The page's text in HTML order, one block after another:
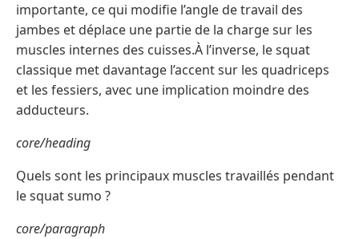
importante, ce qui modifie l’angle de travail des
jambes et déplace une partie de la charge sur les
muscles internes des cuisses.À l’inverse, le squat
classique met davantage l’accent sur les quadriceps
et les fessiers, avec une implication moindre des
adducteurs.
core/heading
Quels sont les principaux muscles travaillés pendant
le squat sumo ?
core/paragraph